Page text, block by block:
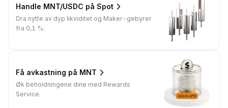
Handle MNT/USDC på Spot
Dra nytte av dyp likviditet og Maker-gebyrer
fra 0,1 %.
Få avkastning på MNT
Øk beholdningene dine med Rewards
Service.